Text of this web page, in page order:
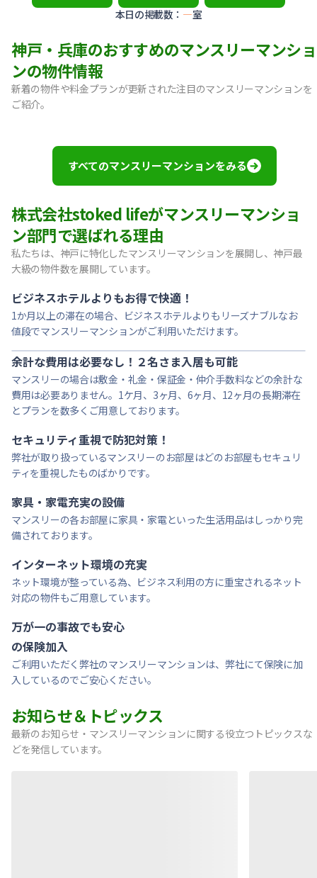
本日の掲載数： —室
神戸・兵庫のおすすめのマンスリーマンショ
ンの物件情報
新着の物件や料金プランが更新された注目のマンスリーマンションを
ご紹介。
【灘区・JR六甲道】Sステイ六甲道SOUTH・OL｜禁煙ル
【東灘区・摂津本山】Sステイ本山サンハイツOL｜禁煙
【東灘区・JR住吉】Sステイ神戸住吉本町OL｜禁煙ルーム
【神戸・春日野道】Sステイ三宮東アスヴェル｜禁煙ルー
【宝塚市・逆瀬川】Sステイ逆瀬川｜禁煙ルーム・Wi-Fi無料
【西宮北口】Sステイ西宮北口第２｜禁煙ルーム・Wi-Fiレ
【西宮北口】Sステイ西宮北口第２｜禁煙ルーム・Wi-Fiレ
【神戸・三宮】Sステイ神戸三宮レガニール｜禁煙ルーム
すべてのマンスリーマンションをみる
株式会社stoked lifeがマンスリーマンショ
ン部門で選ばれる理由
私たちは、神戸に特化したマンスリーマンションを展開し、神戸最
大級の物件数を展開しています。
ビジネスホテルよりもお得で快適！
1か月以上の滞在の場合、ビジネスホテルよりもリーズナブルなお
値段でマンスリーマンションがご利用いただけます。
余計な費用は必要なし！２名さま入居も可能
マンスリーの場合は敷金・礼金・保証金・仲介手数料などの余計な
費用は必要ありません。1ケ月、3ヶ月、6ヶ月、12ヶ月の長期滞在
とプランを数多くご用意しております。
セキュリティ重視で防犯対策！
弊社が取り扱っているマンスリーのお部屋はどのお部屋もセキュリ
ティを重視したものばかりです。
家具・家電充実の設備
マンスリーの各お部屋に家具・家電といった生活用品はしっかり完
備されております。
インターネット環境の充実
ネット環境が整っている為、ビジネス利用の方に重宝されるネット
対応の物件もご用意しています。
万が一の事故でも安心
の保険加入
ご利用いただく弊社のマンスリーマンションは、弊社にて保険に加
入しているのでご安心ください。
お知らせ＆トピックス
最新のお知らせ・マンスリーマンションに関する役立つトピックスな
どを発信しています。